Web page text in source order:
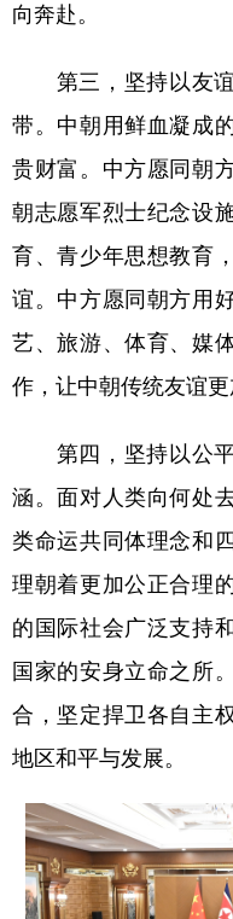
向奔赴。
第三，坚持以友谊
带。中朝用鲜血凝成
贵财富。中方愿同朝
朝志愿军烈士纪念设
育、青少年思想教育
谊。中方愿同朝方用
艺、旅游、体育、媒
作，让中朝传统友谊更
第四，坚持以公平
涵。面对人类向何处
类命运共同体理念和
理朝着更加公正合理
的国际社会广泛支持
国家的安身立命之所
合，坚定捍卫各自主
地区和平与发展。